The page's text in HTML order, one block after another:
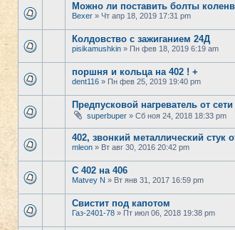
Можно ли поставить болты
Bexer » Чт апр 18, 2019 17:31 pm
Колдовство с зажиганием 24Д
pisikamushkin » Пн фев 18, 2019 6:19 am
поршня и кольца на 402 ! +
dent116 » Пн фев 25, 2019 19:40 pm
Предпусковой нагреватель от
superbuper » Сб ноя 24, 2018 18:33 pm
402, звонкий металлический стук
mleon » Вт авг 30, 2016 20:42 pm
С 402 на 406
Matvey N » Вт янв 31, 2017 16:59 pm
Свистит под капотом
Газ-2401-78 » Пт июл 06, 2018 19:38 pm